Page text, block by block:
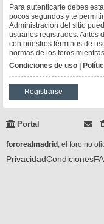
Para autenticarte debes
pocos segundos y te
Administración del sitio
usuarios registrados. Antes
con nuestros términos de
normas de los foros
Condiciones de uso |
Registrarse
Portal
fororealmadrid , el foro no
PrivacidadCondiciones